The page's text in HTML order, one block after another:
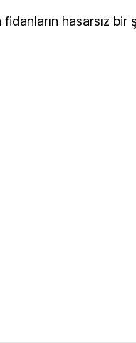
hasarsız bir